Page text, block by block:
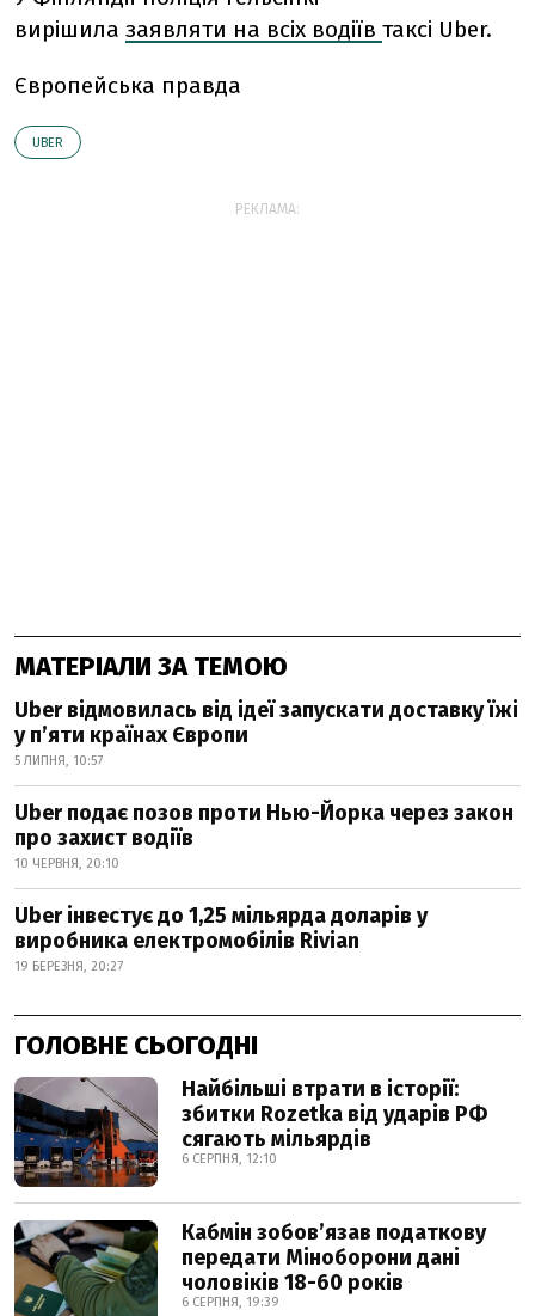
вирішила заявляти на всіх водіїв таксі Uber.
Європейська правда
UBER
РЕКЛАМА:
МАТЕРІАЛИ ЗА ТЕМОЮ
Uber відмовилась від ідеї запускати доставку їжі
у пʼяти країнах Європи
5 ЛИПНЯ, 10:57
Uber подає позов проти Нью-Йорка через закон
про захист водіїв
10 ЧЕРВНЯ, 20:10
Uber інвестує до 1,25 мільярда доларів у
виробника електромобілів Rivian
19 БЕРЕЗНЯ, 20:27
ГОЛОВНЕ СЬОГОДНІ
Найбільші втрати в історії:
збитки Rozetka від ударів РФ
сягають мільярдів
6 СЕРПНЯ, 12:10
Кабмін зобовʼязав податкову
передати Міноборони дані
чоловіків 18-60 років
6 СЕРПНЯ, 19:39